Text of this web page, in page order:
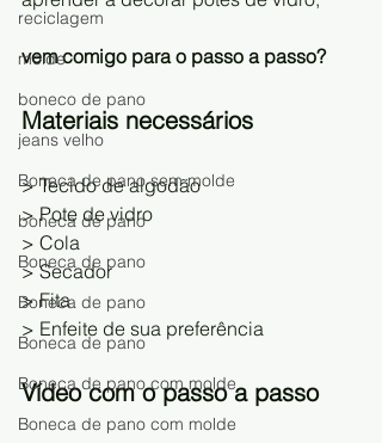
reciclagem
molde
boneco de pano
jeans velho
Boneca de pano sem molde
boneca de pano
Boneca de pano
Boneca de pano
Boneca de pano
Boneca de pano com molde
Boneca de pano com molde
vem comigo para o passo a passo?
Materiais necessários
> Tecido de algodão
> Pote de vidro
> Cola
> Secador
> Fita
> Enfeite de sua preferência
Vídeo com o passo a passo